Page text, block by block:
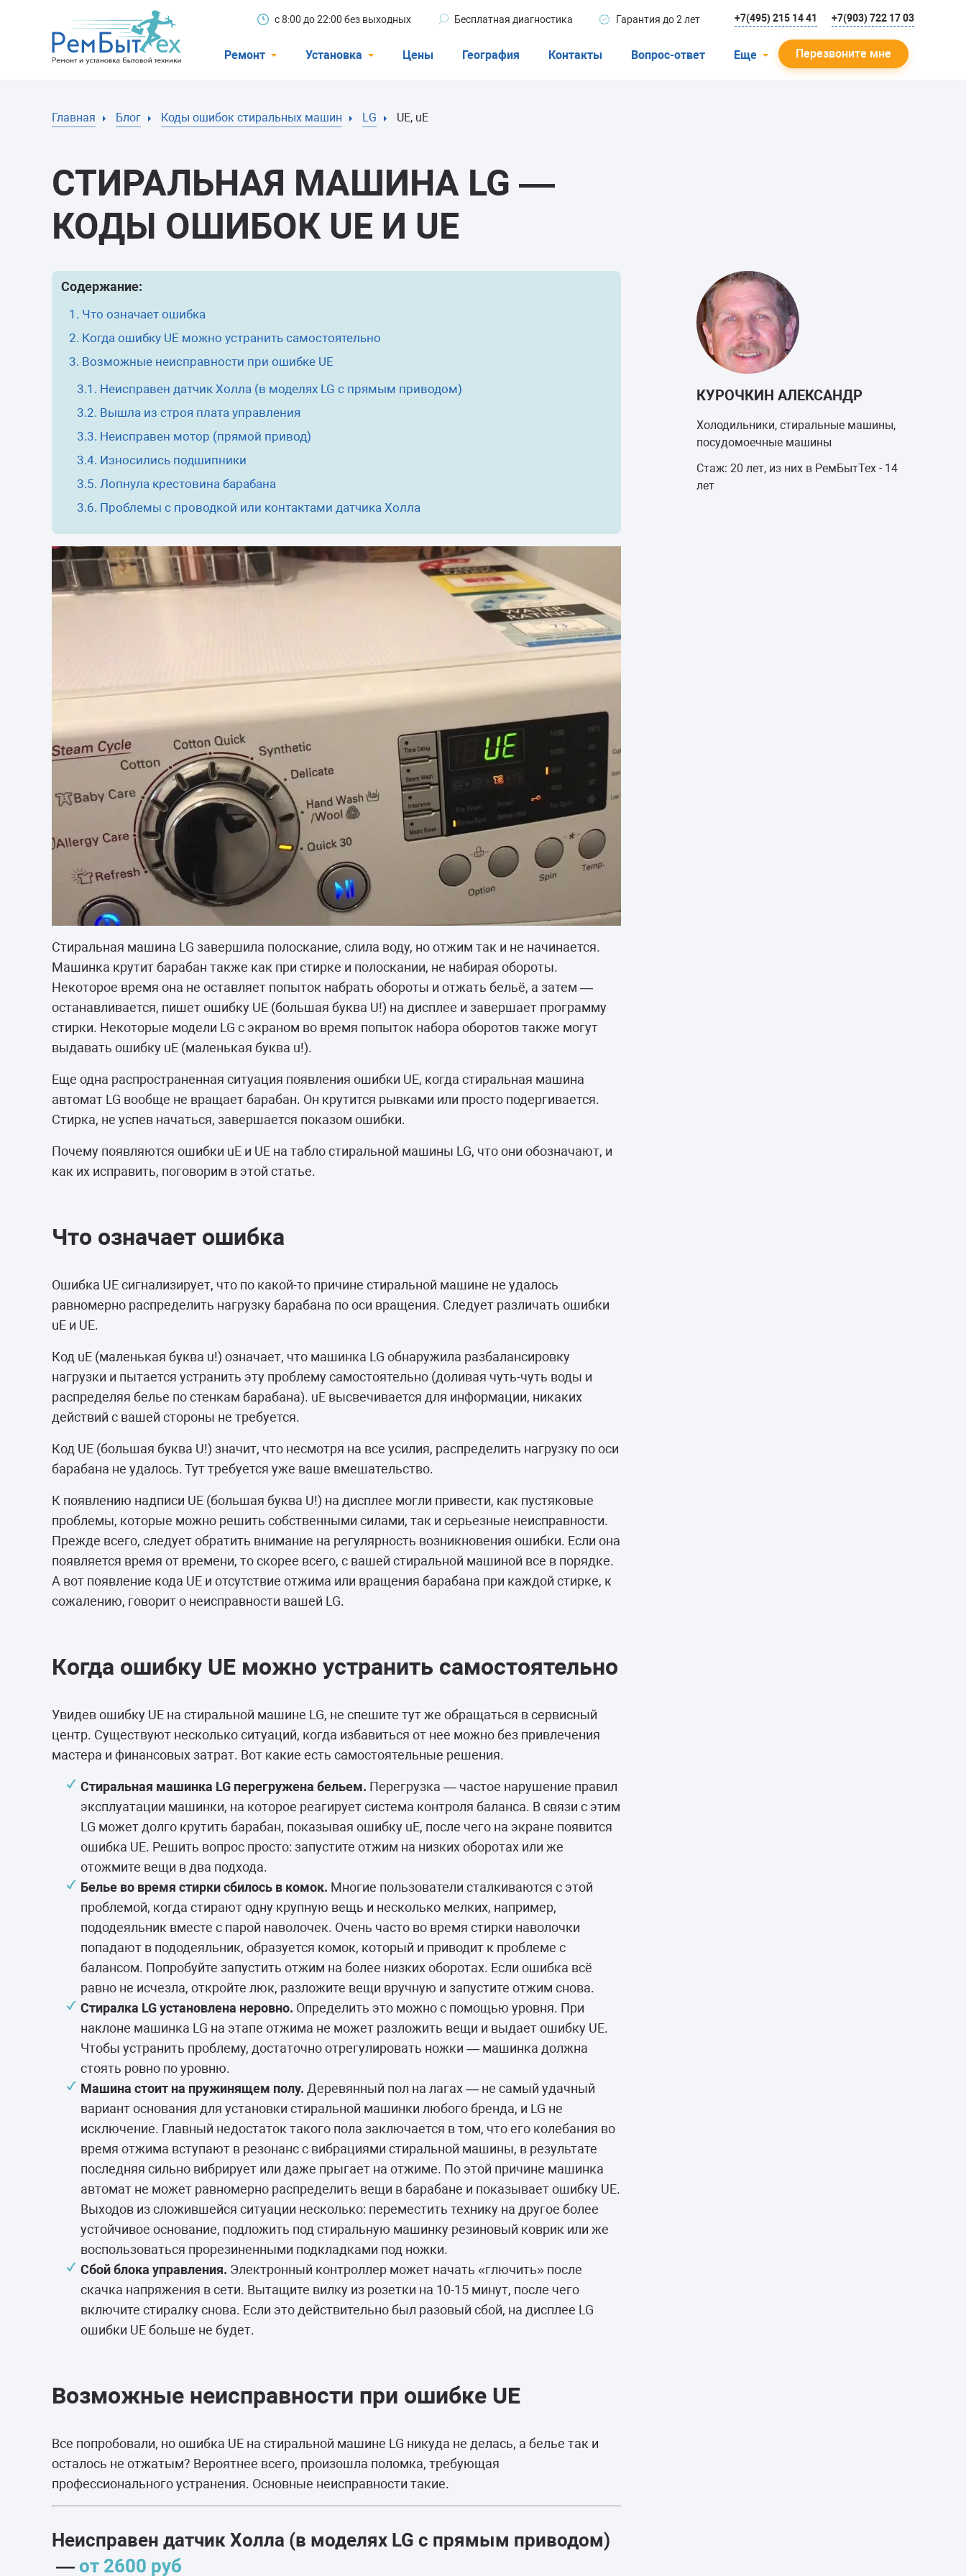
с 8:00 до 22:00 без выходных Бесплатная диагностика Гарантия до 2 лет +7(495) 215 14 41 +7(903) 722 17 03
Ремонт
Стиральные машины
Телевизоры
Варочные панели
Установка
Посудомоечные машины
Цены География Контакты Вопрос-ответ Еще Перезвоните мне
Главная Блог Коды ошибок стиральных машин LG UE, uE
СТИРАЛЬНАЯ МАШИНА LG —
КОДЫ ОШИБОК UE И UE
КУРОЧКИН АЛЕКСАНДР
Холодильники, стиральные машины,
посудомоечные машины
Стаж: 20 лет, из них в РемБытТех - 14
лет
Содержание:
Что означает ошибка
Когда ошибку UE можно устранить самостоятельно
Возможные неисправности при ошибке UE
Неисправен датчик Холла (в моделях LG с прямым приводом)
Вышла из строя плата управления
Неисправен мотор (прямой привод)
Износились подшипники
Лопнула крестовина барабана
Проблемы с проводкой или контактами датчика Холла
Стиральная машина LG завершила полоскание, слила воду, но отжим так и не начинается.
Машинка крутит барабан также как при стирке и полоскании, не набирая обороты.
Некоторое время она не оставляет попыток набрать обороты и отжать бельё, а затем —
останавливается, пишет ошибку UE (большая буква U!) на дисплее и завершает программу
стирки. Некоторые модели LG с экраном во время попыток набора оборотов также могут
выдавать ошибку uE (маленькая буква u!).
Еще одна распространенная ситуация появления ошибки UE, когда стиральная машина
автомат LG вообще не вращает барабан. Он крутится рывками или просто подергивается.
Стирка, не успев начаться, завершается показом ошибки.
Почему появляются ошибки uE и UE на табло стиральной машины LG, что они обозначают, и
как их исправить, поговорим в этой статье.
Что означает ошибка
Ошибка UE сигнализирует, что по какой-то причине стиральной машине не удалось
равномерно распределить нагрузку барабана по оси вращения. Следует различать ошибки
uE и UE.
Код uE (маленькая буква u!) означает, что машинка LG обнаружила разбалансировку
нагрузки и пытается устранить эту проблему самостоятельно (доливая чуть-чуть воды и
распределяя белье по стенкам барабана). uE высвечивается для информации, никаких
действий с вашей стороны не требуется.
Код UE (большая буква U!) значит, что несмотря на все усилия, распределить нагрузку по оси
барабана не удалось. Тут требуется уже ваше вмешательство.
К появлению надписи UE (большая буква U!) на дисплее могли привести, как пустяковые
проблемы, которые можно решить собственными силами, так и серьезные неисправности.
Прежде всего, следует обратить внимание на регулярность возникновения ошибки. Если она
появляется время от времени, то скорее всего, с вашей стиральной машиной все в порядке.
А вот появление кода UE и отсутствие отжима или вращения барабана при каждой стирке, к
сожалению, говорит о неисправности вашей LG.
Когда ошибку UE можно устранить самостоятельно
Увидев ошибку UE на стиральной машине LG, не спешите тут же обращаться в сервисный
центр. Существуют несколько ситуаций, когда избавиться от нее можно без привлечения
мастера и финансовых затрат. Вот какие есть самостоятельные решения.
Стиральная машинка LG перегружена бельем. Перегрузка — частое нарушение правил
эксплуатации машинки, на которое реагирует система контроля баланса. В связи с этим
LG может долго крутить барабан, показывая ошибку uE, после чего на экране появится
ошибка UE. Решить вопрос просто: запустите отжим на низких оборотах или же
отожмите вещи в два подхода.
Белье во время стирки сбилось в комок. Многие пользователи сталкиваются с этой
проблемой, когда стирают одну крупную вещь и несколько мелких, например,
пододеяльник вместе с парой наволочек. Очень часто во время стирки наволочки
попадают в пододеяльник, образуется комок, который и приводит к проблеме с
балансом. Попробуйте запустить отжим на более низких оборотах. Если ошибка всё
равно не исчезла, откройте люк, разложите вещи вручную и запустите отжим снова.
Стиралка LG установлена неровно. Определить это можно с помощью уровня. При
наклоне машинка LG на этапе отжима не может разложить вещи и выдает ошибку UE.
Чтобы устранить проблему, достаточно отрегулировать ножки — машинка должна
стоять ровно по уровню.
Машина стоит на пружинящем полу. Деревянный пол на лагах — не самый удачный
вариант основания для установки стиральной машинки любого бренда, и LG не
исключение. Главный недостаток такого пола заключается в том, что его колебания во
время отжима вступают в резонанс с вибрациями стиральной машины, в результате
последняя сильно вибрирует или даже прыгает на отжиме. По этой причине машинка
автомат не может равномерно распределить вещи в барабане и показывает ошибку UE.
Выходов из сложившейся ситуации несколько: переместить технику на другое более
устойчивое основание, подложить под стиральную машинку резиновый коврик или же
воспользоваться прорезиненными подкладками под ножки.
Сбой блока управления. Электронный контроллер может начать «глючить» после
скачка напряжения в сети. Вытащите вилку из розетки на 10-15 минут, после чего
включите стиралку снова. Если это действительно был разовый сбой, на дисплее LG
ошибки UE больше не будет.
Возможные неисправности при ошибке UE
Все попробовали, но ошибка UE на стиральной машине LG никуда не делась, а белье так и
осталось не отжатым? Вероятнее всего, произошла поломка, требующая
профессионального устранения. Основные неисправности такие.
Неисправен датчик Холла (в моделях LG с прямым приводом)
— от 2600 руб